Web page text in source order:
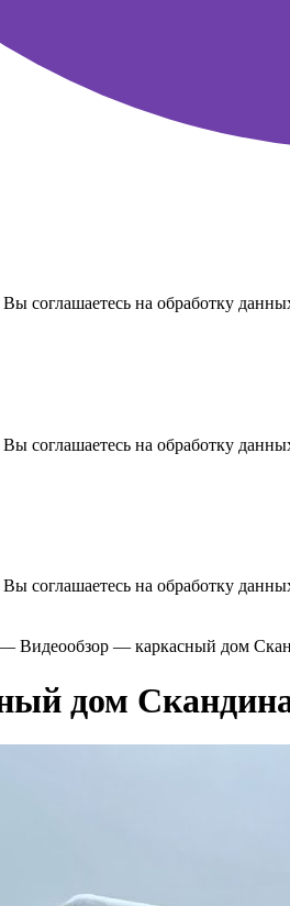
соглашаетесь на обработку
соглашаетесь на обработку
соглашаетесь на обработку
Видеообзор — каркасный дом
дом